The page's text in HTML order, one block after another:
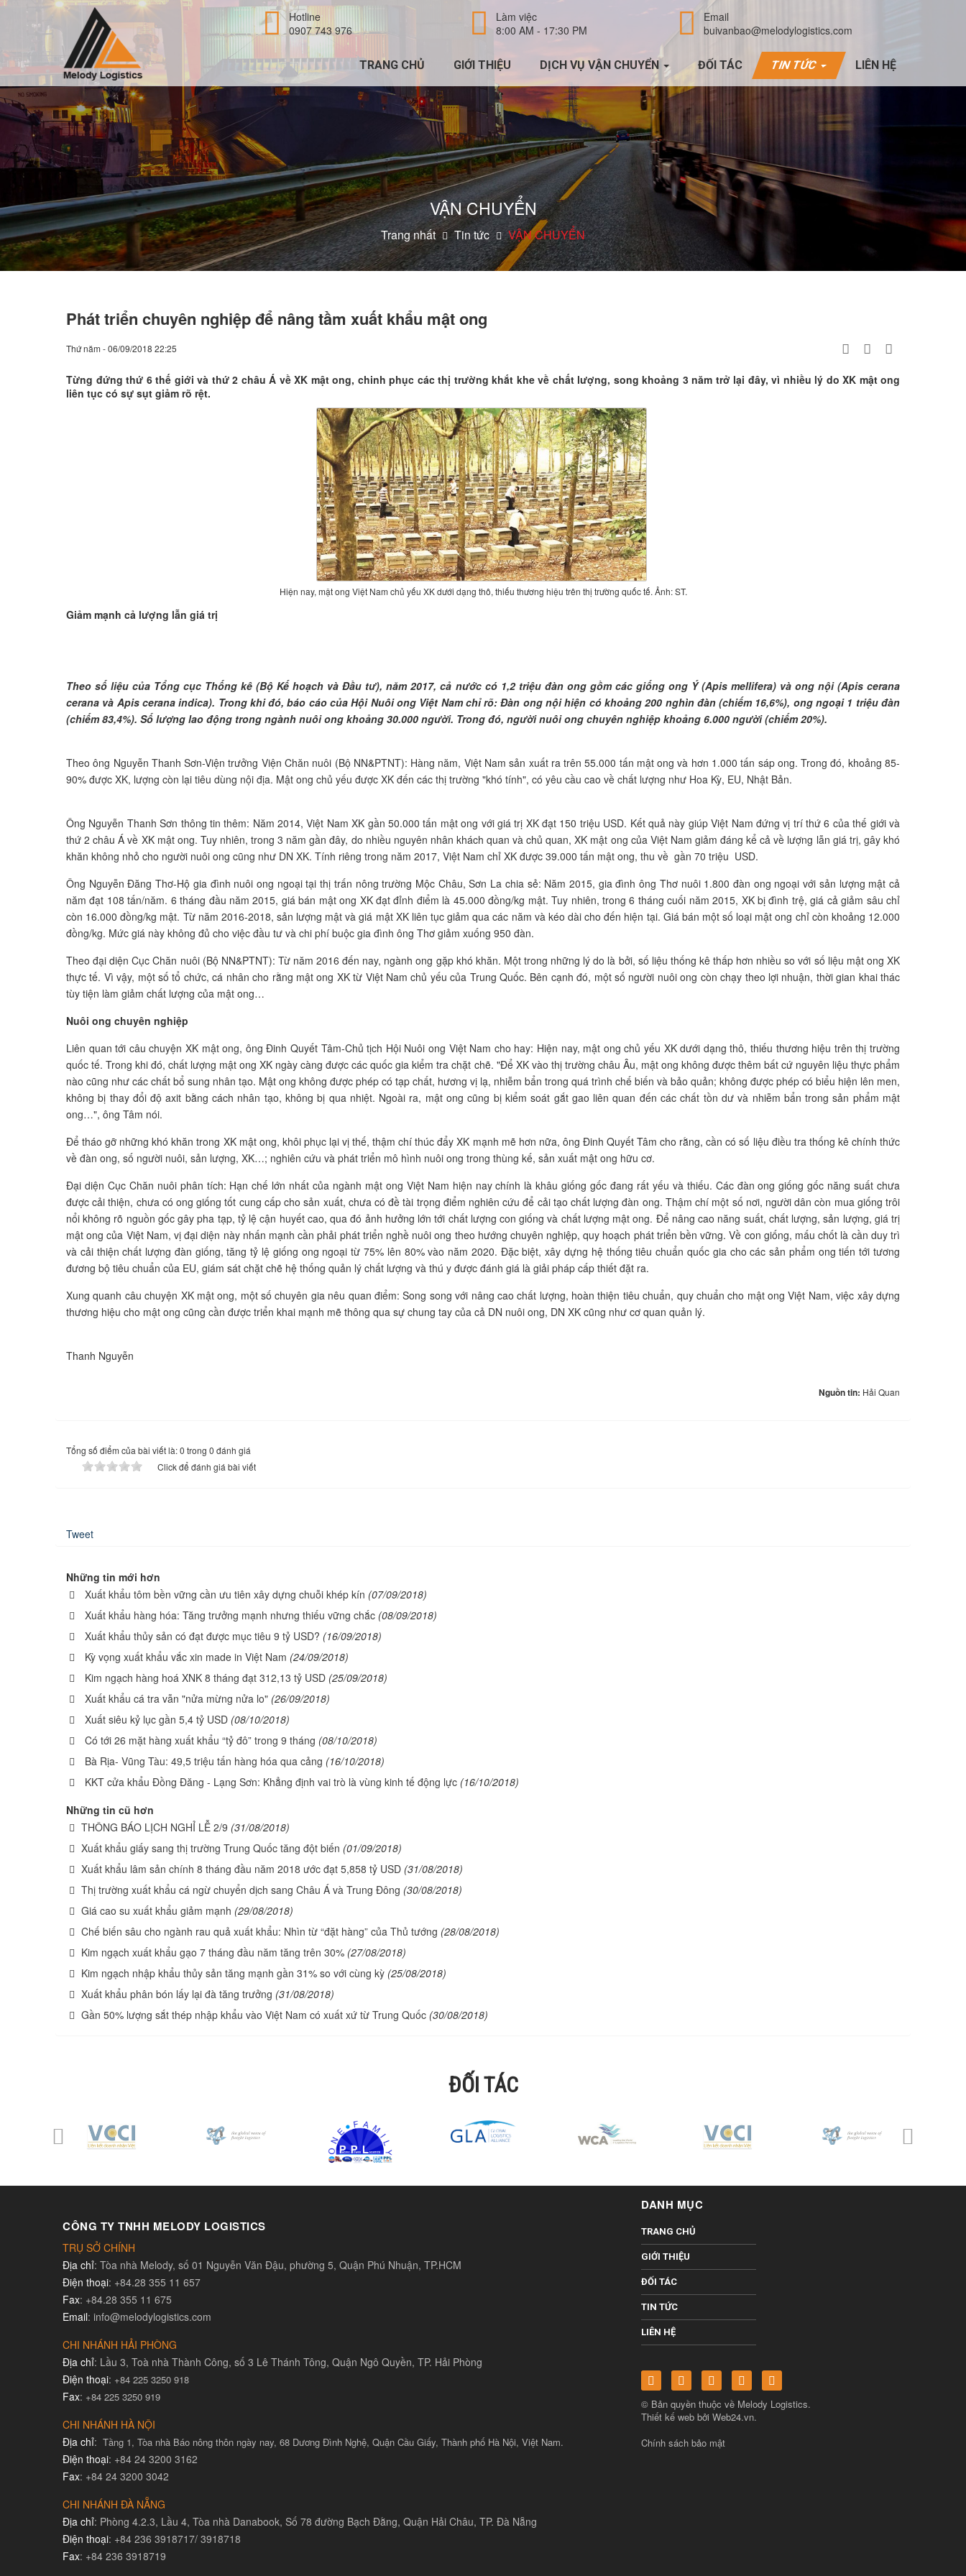
Hotline
0907 743 976
Làm việc
8:00 AM - 17:30 PM
Email
buivanbao@melodylogistics.com
TRANG CHỦ GIỚI THIỆU DỊCH VỤ VẬN CHUYỂN ĐỐI TÁC TIN TỨC LIÊN HỆ
VẬN CHUYỂN
Trang nhất Tin tức VẬN CHUYỂN
Phát triển chuyên nghiệp để nâng tầm xuất khẩu mật ong
Thứ năm - 06/09/2018 22:25
Từng đứng thứ 6 thế giới và thứ 2 châu Á về XK mật ong, chinh phục các thị trường khắt khe về chất lượng, song khoảng 3 năm trở lại đây, vì nhiều lý do XK mật ong
liên tục có sự sụt giảm rõ rệt.
Hiện nay, mật ong Việt Nam chủ yếu XK dưới dạng thô, thiếu thương hiệu trên thị trường quốc tế. Ảnh: ST.
Giảm mạnh cả lượng lẫn giá trị
Theo số liệu của Tổng cục Thống kê (Bộ Kế hoạch và Đầu tư), năm 2017, cả nước có 1,2 triệu đàn ong gồm các giống ong Ý (Apis mellifera) và ong nội (Apis cerana
cerana và Apis cerana indica). Trong khi đó, báo cáo của Hội Nuôi ong Việt Nam chỉ rõ: Đàn ong nội hiện có khoảng 200 nghìn đàn (chiếm 16,6%), ong ngoại 1 triệu đàn
(chiếm 83,4%). Số lượng lao động trong ngành nuôi ong khoảng 30.000 người. Trong đó, người nuôi ong chuyên nghiệp khoảng 6.000 người (chiếm 20%).
Theo ông Nguyễn Thanh Sơn-Viện trưởng Viện Chăn nuôi (Bộ NN&PTNT): Hàng năm, Việt Nam sản xuất ra trên 55.000 tấn mật ong và hơn 1.000 tấn sáp ong. Trong đó, khoảng 85-
90% được XK, lượng còn lại tiêu dùng nội địa. Mật ong chủ yếu được XK đến các thị trường "khó tính", có yêu cầu cao về chất lượng như Hoa Kỳ, EU, Nhật Bản.
Ông Nguyễn Thanh Sơn thông tin thêm: Năm 2014, Việt Nam XK gần 50.000 tấn mật ong với giá trị XK đạt 150 triệu USD. Kết quả này giúp Việt Nam đứng vị trí thứ 6 của thế giới và
thứ 2 châu Á về XK mật ong. Tuy nhiên, trong 3 năm gần đây, do nhiều nguyên nhân khách quan và chủ quan, XK mật ong của Việt Nam giảm đáng kể cả về lượng lẫn giá trị, gây khó
khăn không nhỏ cho người nuôi ong cũng như DN XK. Tính riêng trong năm 2017, Việt Nam chỉ XK được 39.000 tấn mật ong, thu về gần 70 triệu USD.
Ông Nguyễn Đăng Thơ-Hộ gia đình nuôi ong ngoại tại thị trấn nông trường Mộc Châu, Sơn La chia sẻ: Năm 2015, gia đình ông Thơ nuôi 1.800 đàn ong ngoại với sản lượng mật cả
năm đạt 108 tấn/năm. 6 tháng đầu năm 2015, giá bán mật ong XK đạt đỉnh điểm là 45.000 đồng/kg mật. Tuy nhiên, trong 6 tháng cuối năm 2015, XK bị đình trệ, giá cả giảm sâu chỉ
còn 16.000 đồng/kg mật. Từ năm 2016-2018, sản lượng mật và giá mật XK liên tục giảm qua các năm và kéo dài cho đến hiện tại. Giá bán một số loại mật ong chỉ còn khoảng 12.000
đồng/kg. Mức giá này không đủ cho việc đầu tư và chi phí buộc gia đình ông Thơ giảm xuống 950 đàn.
Theo đại diện Cục Chăn nuôi (Bộ NN&PTNT): Từ năm 2016 đến nay, ngành ong gặp khó khăn. Một trong những lý do là bởi, số liệu thống kê thấp hơn nhiều so với số liệu mật ong XK
thực tế. Vì vậy, một số tổ chức, cá nhân cho rằng mật ong XK từ Việt Nam chủ yếu của Trung Quốc. Bên cạnh đó, một số người nuôi ong còn chạy theo lợi nhuận, thời gian khai thác
tùy tiện làm giảm chất lượng của mật ong…
Nuôi ong chuyên nghiệp
Liên quan tới câu chuyện XK mật ong, ông Đinh Quyết Tâm-Chủ tịch Hội Nuôi ong Việt Nam cho hay: Hiện nay, mật ong chủ yếu XK dưới dạng thô, thiếu thương hiệu trên thị trường
quốc tế. Trong khi đó, chất lượng mật ong XK ngày càng được các quốc gia kiểm tra chặt chẽ. "Để XK vào thị trường châu Âu, mật ong không được thêm bất cứ nguyên liệu thực phẩm
nào cũng như các chất bổ sung nhân tạo. Mật ong không được phép có tạp chất, hương vị lạ, nhiễm bẩn trong quá trình chế biến và bảo quản; không được phép có biểu hiện lên men,
không bị thay đổi độ axit bằng cách nhân tạo, không bị qua nhiệt. Ngoài ra, mật ong cũng bị kiểm soát gắt gao liên quan đến các chất tồn dư và nhiễm bẩn trong sản phẩm mật
ong…", ông Tâm nói.
Để tháo gỡ những khó khăn trong XK mật ong, khôi phục lại vị thế, thậm chí thúc đẩy XK mạnh mẽ hơn nữa, ông Đinh Quyết Tâm cho rằng, cần có số liệu điều tra thống kê chính thức
về đàn ong, số người nuôi, sản lượng, XK…; nghiên cứu và phát triển mô hình nuôi ong trong thùng kế, sản xuất mật ong hữu cơ.
Đại diện Cục Chăn nuôi phân tích: Hạn chế lớn nhất của ngành mật ong Việt Nam hiện nay chính là khâu giống gốc đang rất yếu và thiếu. Các đàn ong giống gốc năng suất chưa
được cải thiện, chưa có ong giống tốt cung cấp cho sản xuất, chưa có đề tài trọng điểm nghiên cứu để cải tạo chất lượng đàn ong. Thậm chí một số nơi, người dân còn mua giống trôi
nổi không rõ nguồn gốc gây pha tạp, tỷ lệ cận huyết cao, qua đó ảnh hưởng lớn tới chất lượng con giống và chất lượng mật ong. Để nâng cao năng suất, chất lượng, sản lượng, giá trị
mật ong của Việt Nam, vị đại diện này nhấn mạnh cần phải phát triển nghề nuôi ong theo hướng chuyên nghiệp, quy hoạch phát triển bền vững. Về con giống, mấu chốt là cần duy trì
và cải thiện chất lượng đàn giống, tăng tỷ lệ giống ong ngoại từ 75% lên 80% vào năm 2020. Đặc biệt, xây dựng hệ thống tiêu chuẩn quốc gia cho các sản phẩm ong tiến tới tương
đương bộ tiêu chuẩn của EU, giám sát chặt chẽ hệ thống quản lý chất lượng và thú y được đánh giá là giải pháp cấp thiết đặt ra.
Xung quanh câu chuyện XK mật ong, một số chuyên gia nêu quan điểm: Song song với nâng cao chất lượng, hoàn thiện tiêu chuẩn, quy chuẩn cho mật ong Việt Nam, việc xây dựng
thương hiệu cho mật ong cũng cần được triển khai mạnh mẽ thông qua sự chung tay của cả DN nuôi ong, DN XK cũng như cơ quan quản lý.
Thanh Nguyễn
Nguồn tin: Hải Quan
Tổng số điểm của bài viết là: 0 trong 0 đánh giá
Click để đánh giá bài viết
Tweet
Những tin mới hơn
Xuất khẩu tôm bền vững cần ưu tiên xây dựng chuỗi khép kín (07/09/2018)
Xuất khẩu hàng hóa: Tăng trưởng mạnh nhưng thiếu vững chắc (08/09/2018)
Xuất khẩu thủy sản có đạt được mục tiêu 9 tỷ USD? (16/09/2018)
Kỳ vọng xuất khẩu vắc xin made in Việt Nam (24/09/2018)
Kim ngạch hàng hoá XNK 8 tháng đạt 312,13 tỷ USD (25/09/2018)
Xuất khẩu cá tra vẫn "nửa mừng nửa lo" (26/09/2018)
Xuất siêu kỷ lục gần 5,4 tỷ USD (08/10/2018)
Có tới 26 mặt hàng xuất khẩu “tỷ đô” trong 9 tháng (08/10/2018)
Bà Rịa- Vũng Tàu: 49,5 triệu tấn hàng hóa qua cảng (16/10/2018)
KKT cửa khẩu Đồng Đăng - Lạng Sơn: Khẳng định vai trò là vùng kinh tế động lực (16/10/2018)
Những tin cũ hơn
THÔNG BÁO LỊCH NGHỈ LỄ 2/9 (31/08/2018)
Xuất khẩu giấy sang thị trường Trung Quốc tăng đột biến (01/09/2018)
Xuất khẩu lâm sản chính 8 tháng đầu năm 2018 ước đạt 5,858 tỷ USD (31/08/2018)
Thị trường xuất khẩu cá ngừ chuyển dịch sang Châu Á và Trung Đông (30/08/2018)
Giá cao su xuất khẩu giảm mạnh (29/08/2018)
Chế biến sâu cho ngành rau quả xuất khẩu: Nhìn từ “đặt hàng” của Thủ tướng (28/08/2018)
Kim ngạch xuất khẩu gạo 7 tháng đầu năm tăng trên 30% (27/08/2018)
Kim ngạch nhập khẩu thủy sản tăng mạnh gần 31% so với cùng kỳ (25/08/2018)
Xuất khẩu phân bón lấy lại đà tăng trưởng (31/08/2018)
Gần 50% lượng sắt thép nhập khẩu vào Việt Nam có xuất xứ từ Trung Quốc (30/08/2018)
ĐỐI TÁC
CÔNG TY TNHH MELODY LOGISTICS
TRỤ SỞ CHÍNH
Địa chỉ: Tòa nhà Melody, số 01 Nguyễn Văn Đậu, phường 5, Quận Phú Nhuận, TP.HCM
Điện thoại: +84.28 355 11 657
Fax: +84.28 355 11 675
Email: info@melodylogistics.com
CHI NHÁNH HẢI PHÒNG
Địa chỉ: Lầu 3, Toà nhà Thành Công, số 3 Lê Thánh Tông, Quận Ngô Quyền, TP. Hải Phòng
Điện thoại: +84 225 3250 918
Fax: +84 225 3250 919
CHI NHÁNH HÀ NỘI
Địa chỉ: Tầng 1, Tòa nhà Báo nông thôn ngày nay, 68 Dương Đình Nghệ, Quận Cầu Giấy, Thành phố Hà Nội, Việt Nam.
Điện thoại: +84 24 3200 3162
Fax: +84 24 3200 3042
CHI NHÁNH ĐÀ NẴNG
Địa chỉ: Phòng 4.2.3, Lầu 4, Tòa nhà Danabook, Số 78 đường Bạch Đằng, Quận Hải Châu, TP. Đà Nẵng
Điện thoại: +84 236 3918717/ 3918718
Fax: +84 236 3918719
DANH MỤC
TRANG CHỦ
GIỚI THIỆU
ĐỐI TÁC
TIN TỨC
LIÊN HỆ
© Bản quyền thuộc về Melody Logistics.
Thiết kế web bởi Web24.vn.
Chính sách bảo mật